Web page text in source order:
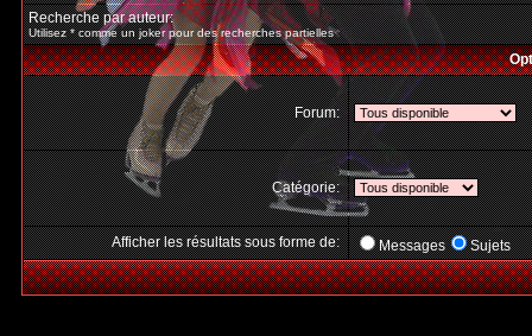
Recherche par auteur:
Utilisez * comme un joker pour des recherches partielles
Forum:
Catégorie:
Afficher les résultats sous forme de: Messages Sujets